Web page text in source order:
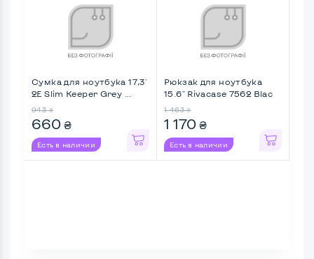
Сумка для ноутбука 17,3'
2E Slim Keeper Grey ...
943 ₴
660 ₴
Есть в наличии
Рюкзак для ноутбука
15.6" Rivacase 7562 Blac
1 463 ₴
1 170 ₴
Есть в наличии